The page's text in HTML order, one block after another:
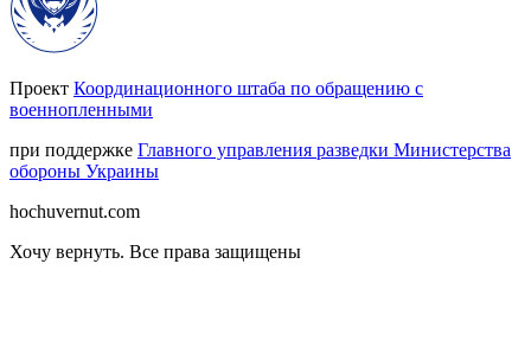
Проект Координационного штаба по обращению с
военнопленными
при поддержке Главного управления разведки Министерства
обороны Украины
hochuvernut.com
Хочу вернуть. Все права защищены